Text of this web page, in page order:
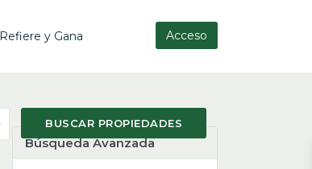
Acceso
Refiere y Gana
Búsqueda Avanzada